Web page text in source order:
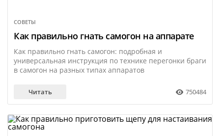
СОВЕТЫ
Как правильно гнать самогон на аппарате
Как правильно гнать самогон: подробная и
универсальная инструкция по технике перегонки браги
в самогон на разных типах аппаратов
Читать 750484